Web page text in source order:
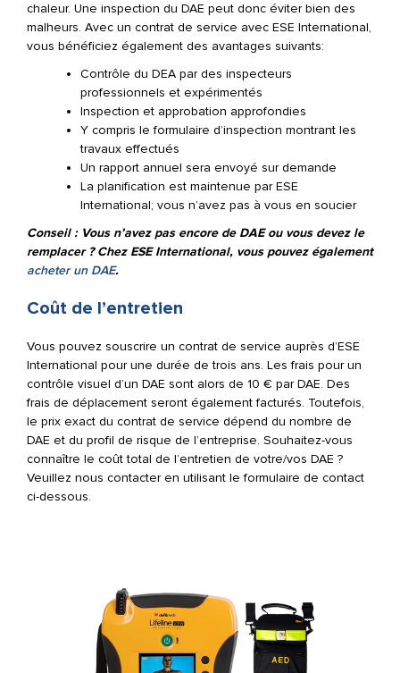
chaleur. Une inspection du DAE peut donc éviter bien des
malheurs. Avec un contrat de service avec ESE International,
vous bénéficiez également des avantages suivants:
Contrôle du DEA par des inspecteurs
professionnels et expérimentés
Inspection et approbation approfondies
Y compris le formulaire d’inspection montrant les
travaux effectués
Un rapport annuel sera envoyé sur demande
La planification est maintenue par ESE
International; vous n’avez pas à vous en soucier
Conseil : Vous n’avez pas encore de DAE ou vous devez le
remplacer ? Chez ESE International, vous pouvez également
acheter un DAE.
Coût de l’entretien
Vous pouvez souscrire un contrat de service auprès d’ESE
International pour une durée de trois ans. Les frais pour un
contrôle visuel d’un DAE sont alors de 10 € par DAE. Des
frais de déplacement seront également facturés. Toutefois,
le prix exact du contrat de service dépend du nombre de
DAE et du profil de risque de l’entreprise. Souhaitez-vous
connaître le coût total de l’entretien de votre/vos DAE ?
Veuillez nous contacter en utilisant le formulaire de contact
ci-dessous.